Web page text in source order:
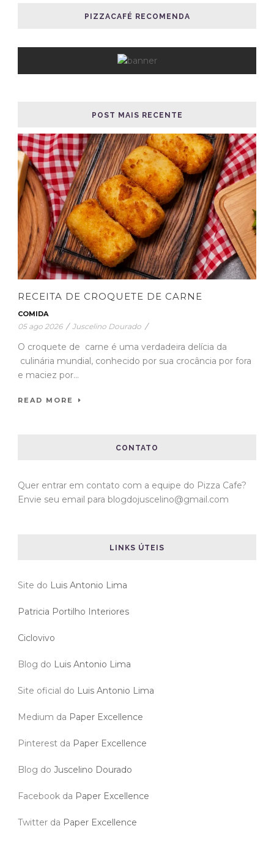
PIZZACAFÉ RECOMENDA
POST MAIS RECENTE
RECEITA DE CROQUETE DE CARNE
COMIDA
05 ago 2026 / Juscelino Dourado /
O croquete de carne é uma verdadeira delícia da
culinária mundial, conhecido por sua crocância por fora
e maciez por...
READ MORE
CONTATO
Quer entrar em contato com a equipe do Pizza Cafe?
Envie seu email para blogdojuscelino@gmail.com
LINKS ÚTEIS
Site do Luis Antonio Lima
Patricia Portilho Interiores
Ciclovivo
Blog do Luis Antonio Lima
Site oficial do Luis Antonio Lima
Medium da Paper Excellence
Pinterest da Paper Excellence
Blog do Juscelino Dourado
Facebook da Paper Excellence
Twitter da Paper Excellence